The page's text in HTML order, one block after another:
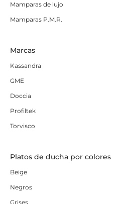
Mamparas de lujo
Mamparas P.M.R.
Marcas
Kassandra
GME
Doccia
Profiltek
Torvisco
Platos de ducha por colores
Beige
Negros
Grises